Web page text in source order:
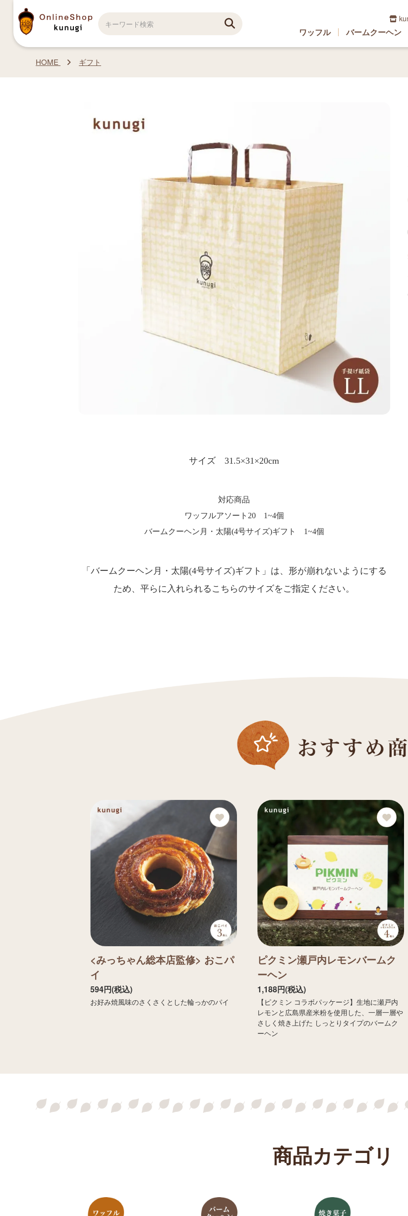
ワッフル バームクーヘン
HOME ギフト
サイズ 31.5×31×20cm
対応商品
ワッフルアソート20 1~4個
バームクーヘン月・太陽(4号サイズ)ギフト 1~4個
「バームクーヘン月・太陽(4号サイズ)ギフト」は、形が崩れないようにする
ため、平らに入れられるこちらのサイズをご指定ください。
<みっちゃん総本店監修> おこパ
イ
594円(税込)
お好み焼風味のさくさくとした輪っかのパイ
ピクミン瀬戸内レモンバームク
ーヘン
1,188円(税込)
【ピクミン コラボパッケージ】生地に瀬戸内
レモンと広島県産米粉を使用した、一層一層や
さしく焼き上げた しっとりタイプのバームク
ーヘン
商品カテゴリ